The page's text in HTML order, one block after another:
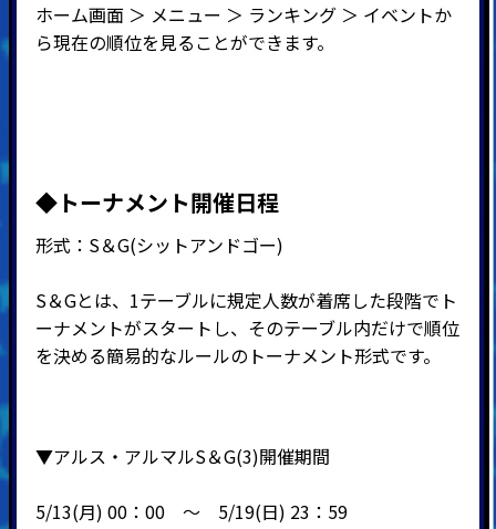
ホーム画面 ＞ メニュー ＞ ランキング ＞ イベントか
ら現在の順位を見ることができます。
◆トーナメント開催日程
形式： S＆G(シットアンドゴー)
S＆Gとは、1テーブルに規定人数が着席した段階でト
ーナメントがスタートし、そのテーブル内だけで順位
を決める簡易的なルールのトーナメント形式です。
▼アルス・アルマルS＆G(3)開催期間
5/13(月) 00：00 ～ 5/19(日) 23：59